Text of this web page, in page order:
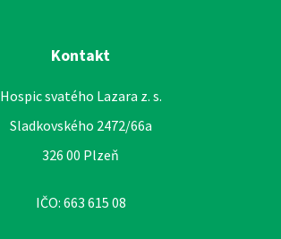
Kontakt
Hospic svatého Lazara z. s.
Sladkovského 2472/66a
326 00 Plzeň
IČO: 663 615 08